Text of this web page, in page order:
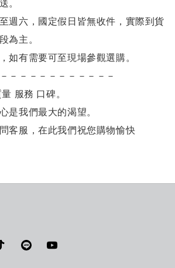
。
週六，國定假日皆無收件，實際到貨
為主。
如有需要可至現場參觀選購。
－－－－－－－－－－－
服務 口碑。
是我們最大的渴望。
客服，在此我們祝您購物愉快